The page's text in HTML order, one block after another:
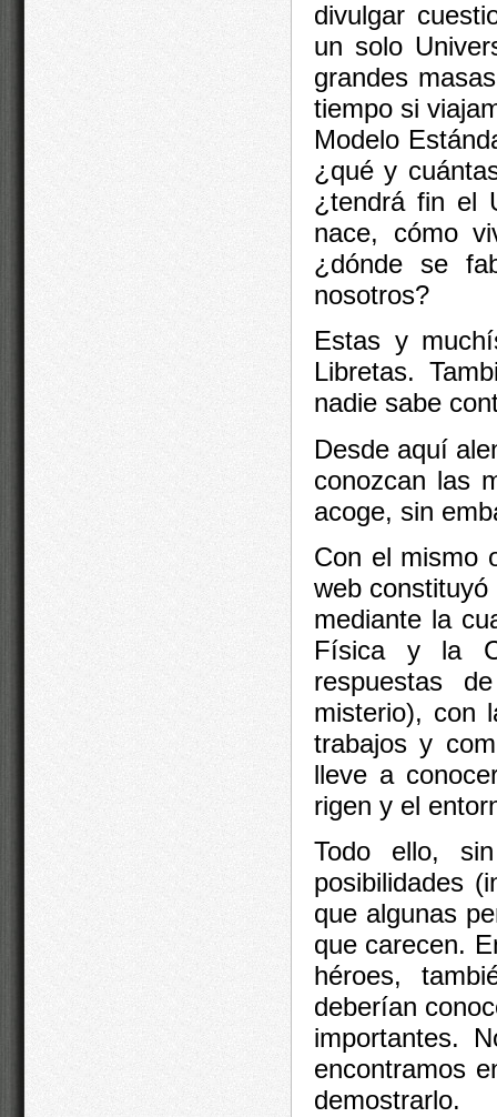
divulgar
un solo
grandes
tiempo si
Modelo
¿qué y
¿tendrá fin el
nace, cómo
¿dónde se
nosotros?
Estas y
Libretas.
nadie sabe
Desde aquí
conozcan las
acoge, sin
Con el mismo
web
mediante la
Física y la
respuestas
misterio), con
trabajos y
lleve a
rigen y el
Todo ello,
posibilidades
que algunas
que carecen.
héroes,
deberían
importantes.
encontramos
demostrarlo.